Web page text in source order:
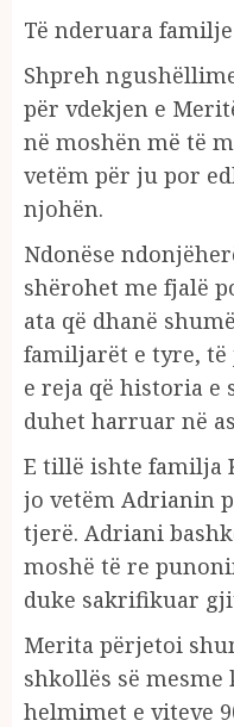
Të nderuara
Shpreh
për vdekjen e
në moshën më të
vetëm për ju por
njohën.
Ndonëse
shërohet me fjalë
ata që dhanë
familjarët e tyre, të
e reja që historia e
duhet harruar në
E tillë ishte familja
jo vetëm Adrianin
tjerë. Adriani
moshë të re
duke sakrifikuar
Merita përjetoi
shkollës së
helmimet e viteve